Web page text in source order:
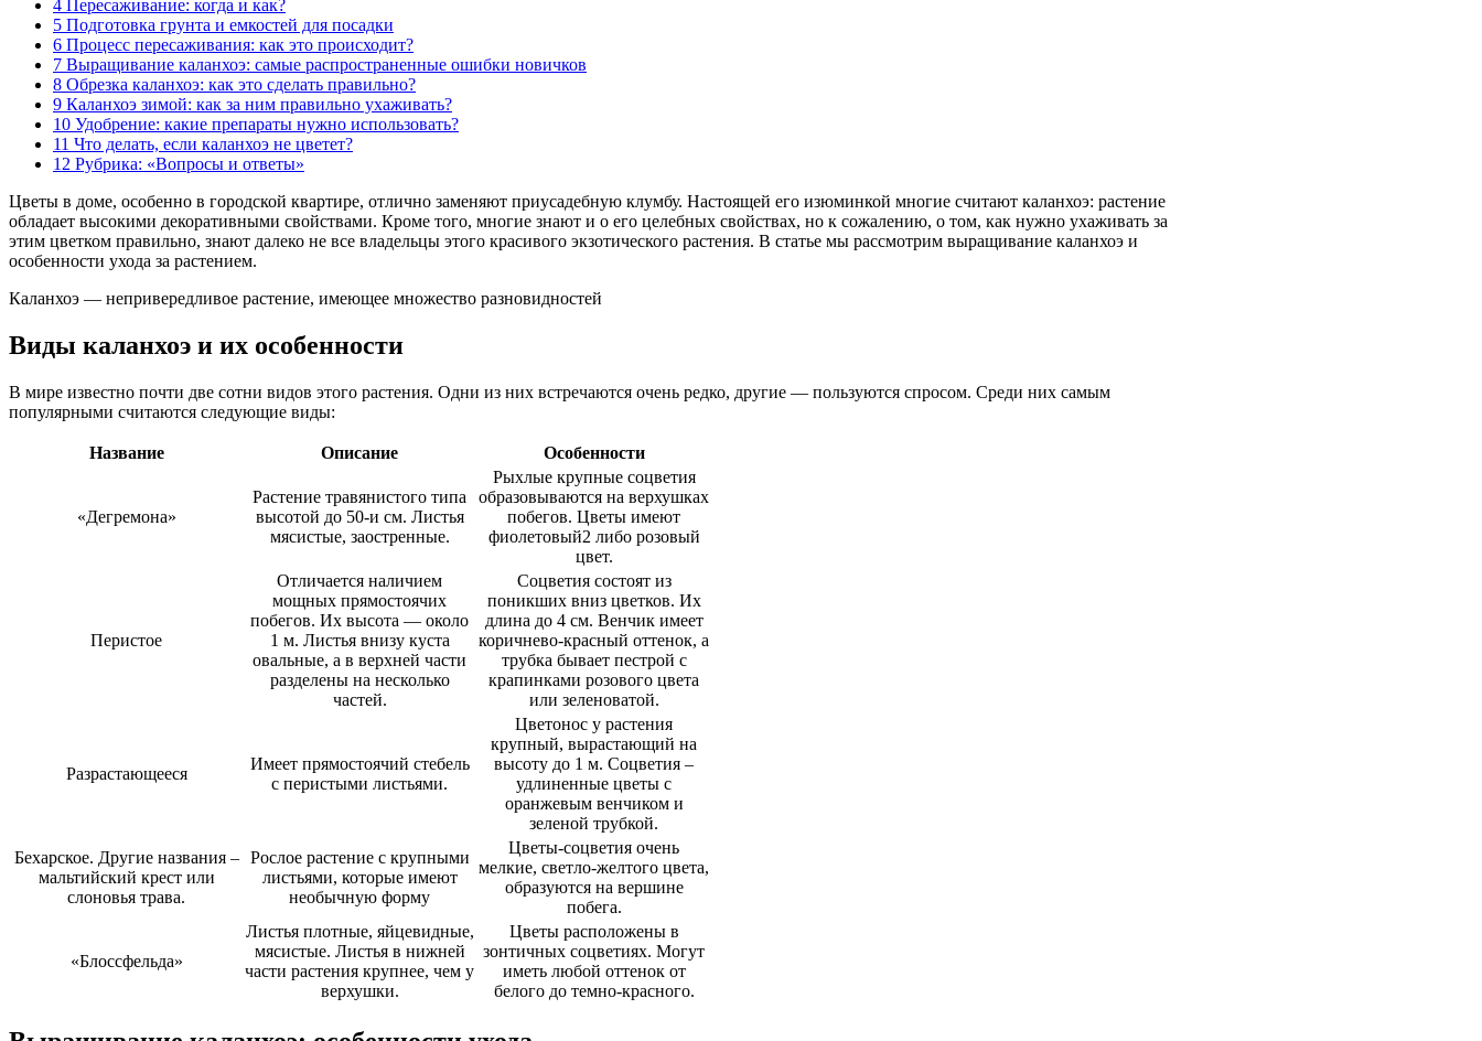
4 Пересаживание: когда и как?
5 Подготовка грунта и емкостей для посадки
6 Процесс пересаживания: как это происходит?
7 Выращивание каланхоэ: самые распространенные ошибки новичков
8 Обрезка каланхоэ: как это сделать правильно?
9 Каланхоэ зимой: как за ним правильно ухаживать?
10 Удобрение: какие препараты нужно использовать?
11 Что делать, если каланхоэ не цветет?
12 Рубрика: «Вопросы и ответы»
Цветы в доме, особенно в городской квартире, отлично заменяют приусадебную клумбу. Настоящей его изюминкой многие считают каланхоэ: растение
обладает высокими декоративными свойствами. Кроме того, многие знают и о его целебных свойствах, но к сожалению, о том, как нужно ухаживать за
этим цветком правильно, знают далеко не все владельцы этого красивого экзотического растения. В статье мы рассмотрим выращивание каланхоэ и
особенности ухода за растением.
Каланхоэ — непривередливое растение, имеющее множество разновидностей
Виды каланхоэ и их особенности
В мире известно почти две сотни видов этого растения. Одни из них встречаются очень редко, другие — пользуются спросом. Среди них самым
популярными считаются следующие виды:
Название Описание Особенности
«Дегремона»
Растение травянистого типа
высотой до 50-и см. Листья
мясистые, заостренные.
Рыхлые крупные соцветия
образовываются на верхушках
побегов. Цветы имеют
фиолетовый2 либо розовый
цвет.
Перистое
Отличается наличием
мощных прямостоячих
побегов. Их высота — около
1 м. Листья внизу куста
овальные, а в верхней части
разделены на несколько
частей.
Соцветия состоят из
поникших вниз цветков. Их
длина до 4 см. Венчик имеет
коричнево-красный оттенок, а
трубка бывает пестрой с
крапинками розового цвета
или зеленоватой.
Разрастающееся
Имеет прямостоячий стебель
с перистыми листьями.
Цветонос у растения
крупный, вырастающий на
высоту до 1 м. Соцветия –
удлиненные цветы с
оранжевым венчиком и
зеленой трубкой.
Бехарское. Другие названия –
мальтийский крест или
слоновья трава.
Рослое растение с крупными
листьями, которые имеют
необычную форму
Цветы-соцветия очень
мелкие, светло-желтого цвета,
образуются на вершине
побега.
«Блоссфельда»
Листья плотные, яйцевидные,
мясистые. Листья в нижней
части растения крупнее, чем у
верхушки.
Цветы расположены в
зонтичных соцветиях. Могут
иметь любой оттенок от
белого до темно-красного.